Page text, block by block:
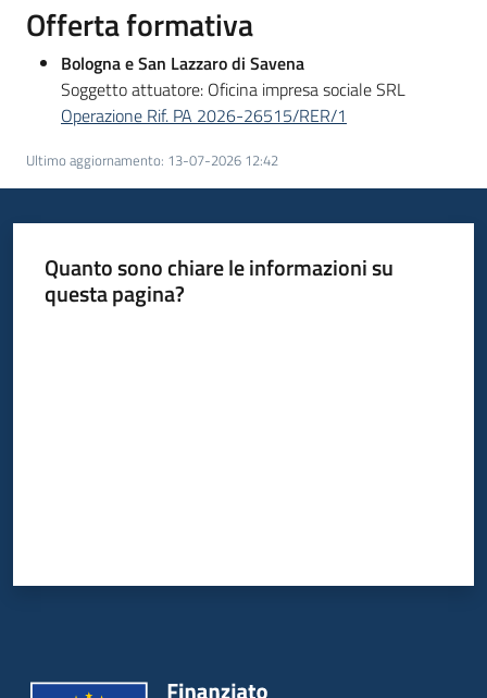
Fondo
sociale
europeo
Seguici
su
Offerta formativa
Bologna e San Lazzaro di Savena
Soggetto attuatore: Oficina impresa sociale SRL
Operazione Rif. PA 2026-26515/RER/1
Ultimo aggiornamento: 13-07-2026 12:42
Quanto sono chiare le informazioni su
questa pagina?